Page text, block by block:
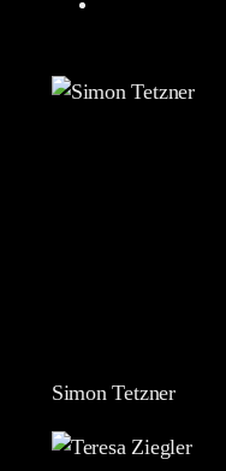
Simon Tetzner